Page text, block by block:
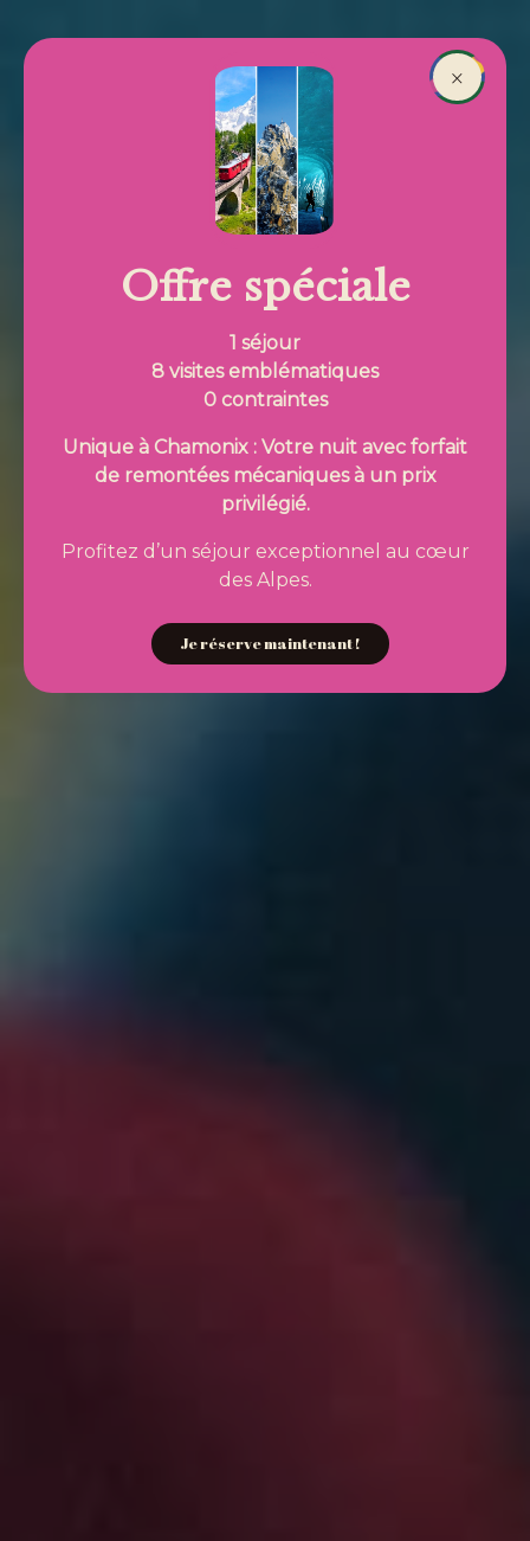
Réserver
×
Offre spéciale
1 séjour
8 visites emblématiques
0 contraintes
Unique à Chamonix : Votre nuit avec forfait
de remontées mécaniques à un prix
privilégié.
Profitez d’un séjour exceptionnel au cœur
des Alpes.
Je réserve maintenant !